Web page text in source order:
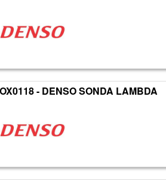
- DENSO SONDA LAMBDA